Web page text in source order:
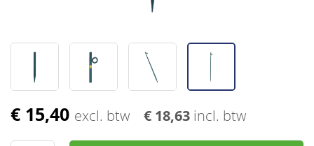
€ 15,40 excl. btw € 18,63 incl. btw
Ga